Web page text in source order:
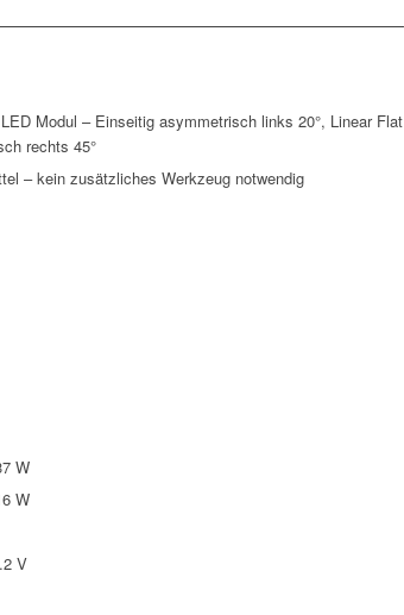
Modul – Einseitig asymmetrisch links 20°, Linear Flat
rechts 45°
– kein zusätzliches Werkzeug notwendig
W
W
V